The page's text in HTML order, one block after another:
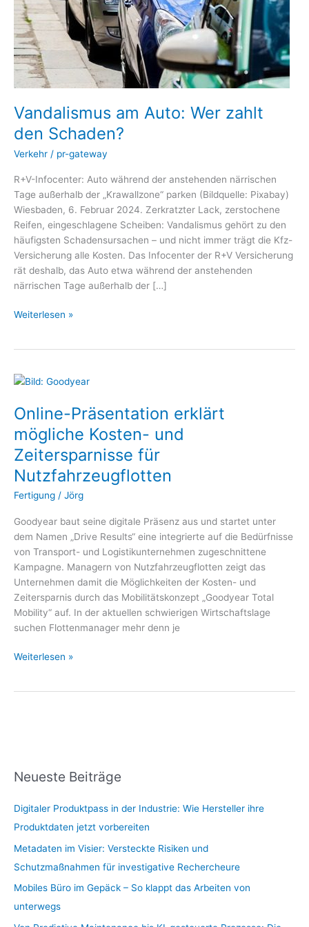
Vandalismus am Auto: Wer zahlt
den Schaden?
Verkehr / pr-gateway
R+V-Infocenter: Auto während der anstehenden närrischen
Tage außerhalb der „Krawallzone“ parken (Bildquelle: Pixabay)
Wiesbaden, 6. Februar 2024. Zerkratzter Lack, zerstochene
Reifen, eingeschlagene Scheiben: Vandalismus gehört zu den
häufigsten Schadensursachen – und nicht immer trägt die Kfz-
Versicherung alle Kosten. Das Infocenter der R+V Versicherung
rät deshalb, das Auto etwa während der anstehenden
närrischen Tage außerhalb der […]
Schaden?
Weiterlesen »
Online-Präsentation erklärt
mögliche Kosten- und
Zeitersparnisse für
Nutzfahrzeugflotten
Fertigung / Jörg
Goodyear baut seine digitale Präsenz aus und startet unter
dem Namen „Drive Results“ eine integrierte auf die Bedürfnisse
von Transport- und Logistikunternehmen zugeschnittene
Kampagne. Managern von Nutzfahrzeugflotten zeigt das
Unternehmen damit die Möglichkeiten der Kosten- und
Zeitersparnis durch das Mobilitätskonzept „Goodyear Total
Mobility“ auf. In der aktuellen schwierigen Wirtschaftslage
suchen Flottenmanager mehr denn je
Online-
erklärt
mögliche
Kosten-
und
Zeitersparnisse
Nutzfahrzeugflotten
Weiterlesen »
Neueste Beiträge
Digitaler Produktpass in der Industrie: Wie Hersteller ihre
Produktdaten jetzt vorbereiten
Metadaten im Visier: Versteckte Risiken und
Schutzmaßnahmen für investigative Rechercheure
Mobiles Büro im Gepäck – So klappt das Arbeiten von
unterwegs